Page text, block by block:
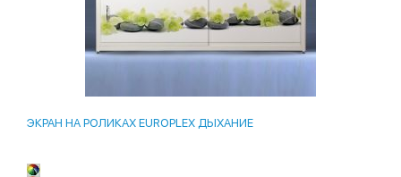
ЭКРАН НА РОЛИКАХ EUROPLEX ДЫХАНИЕ